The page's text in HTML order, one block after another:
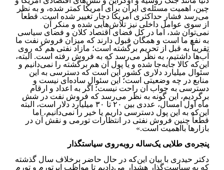
چین، اهمیت مسئله‌ی ایران برای امریکا کمتر شده، و به نظر
می‌رسد فشار حداکثری امریکا دچار تغییر شده است. قطعاً
از سوی عوامل داخلی نیز تلاش‌هایی شده و ‏منکر آن
نمی‌توان شد، اما در کل فضای اقتصاد کلان و فضای سیاسی
به نفع ما است و همگان قبول دارند که میزان فروش ‏نفت ما
تقریباً به قبل از تحریم برگشته است؛ مازاد نفتی هم که روی
آب‌ها داشتیم، به نظر می‌رسد که به فروش رفته است. البته،
‏این‌که کالا جابه‌جا شده و یا پول آن هم برگشته را نمی‌دانیم و
سئوال میلیارد دلاری کشور این است که دسترسی به این
منابع در ‏چه وضعیتی است؛ این سئوال ساده‌ای نیست و
دسترسی به جواب آن راحت نیست؛ اگر به اعداد و ارقام
برگردیم، این گونه به ‏نظر می‌رسد که فروش نفت در شش
ماه اول امسال، عددی بین ۲۰ تا ۳۰ میلیارد دلار است، البته
این‌که به این پول دسترسی ‏داریم یا خیر را نمی‌دانیم، اما
قطعاً چنین فروش نفتی در انتظارات تورمی و نقش آن در
بازارها بااهمیت است.‏»
پنجره‌ی طلایی یک‌ساله روبه‌روی سیاستگذار
دکتر حیدری با بیان این‌که در حال حاضر برخلاف سال گذشته
که به سیاست‌گذار هشدار می‌دادیم تا مواظب ابرتورم و تورم